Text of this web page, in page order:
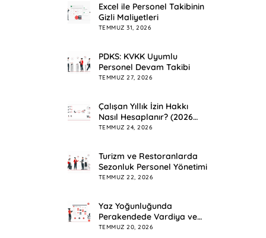
Excel ile Personel Takibinin
Gizli Maliyetleri
TEMMUZ 31, 2026
PDKS: KVKK Uyumlu
Personel Devam Takibi
TEMMUZ 27, 2026
Çalışan Yıllık İzin Hakkı
Nasıl Hesaplanır? (2026
Rehberi)
TEMMUZ 24, 2026
Turizm ve Restoranlarda
Sezonluk Personel Yönetimi
TEMMUZ 22, 2026
Yaz Yoğunluğunda
Perakendede Vardiya ve
Mesai Planlama
TEMMUZ 20, 2026